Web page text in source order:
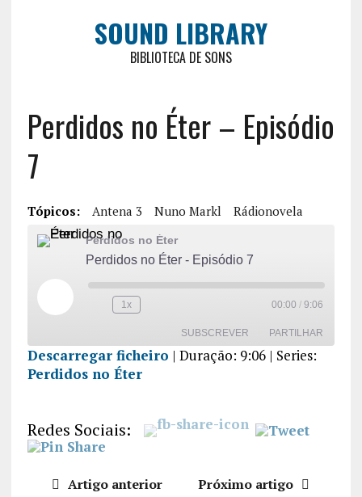
SOUND LIBRARY
BIBLIOTECA DE SONS
Perdidos no Éter – Episódio
7
Tópicos: Antena 3 Nuno Markl Rádionovela
Perdidos no Éter
Perdidos no Éter - Episódio 7
1x 00:00 / 9:06
SUBSCREVER PARTILHAR
PARTILHA
INCORPO
RAR
Descarregar ficheiro | Duração: 9:06| Series:
Perdidos no Éter
Redes Sociais:
Artigo anterior Próximo artigo